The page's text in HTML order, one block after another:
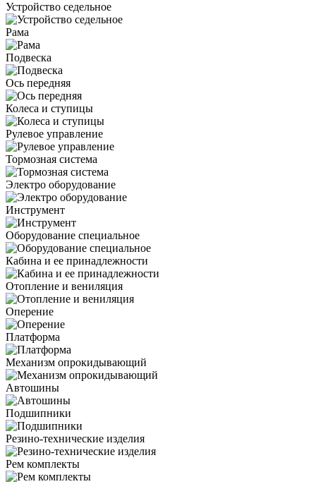
Устройство седельное
Рама
Подвеска
Ось передняя
Колеса и ступицы
Рулевое управление
Тормозная система
Электро оборудование
Инструмент
Оборудование специальное
Кабина и ее принадлежности
Отопление и вениляция
Оперение
Платформа
Механизм опрокидывающий
Автошины
Подшипники
Резино-технические изделия
Рем комплекты